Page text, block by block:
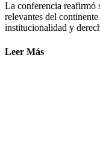
La conferencia reafirmó
relevantes del
institucionalidad y
Leer Más